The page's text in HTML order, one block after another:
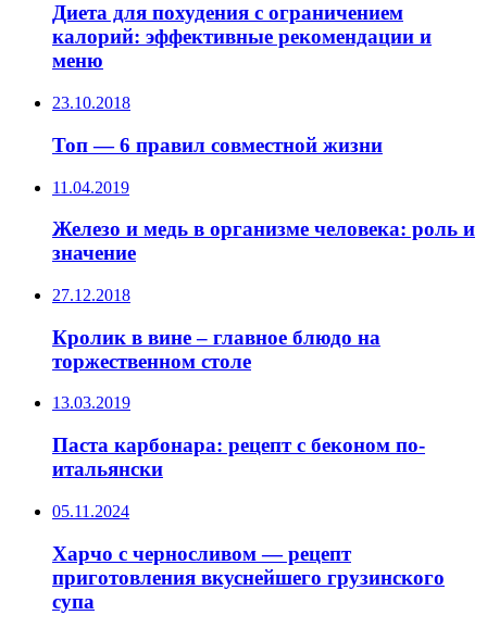
Диета для похудения с ограничением
калорий: эффективные рекомендации и
меню
23.10.2018
Топ — 6 правил совместной жизни
11.04.2019
Железо и медь в организме человека: роль и
значение
27.12.2018
Кролик в вине – главное блюдо на
торжественном столе
13.03.2019
Паста карбонара: рецепт с беконом по-
итальянски
05.11.2024
Харчо с черносливом — рецепт
приготовления вкуснейшего грузинского
супа